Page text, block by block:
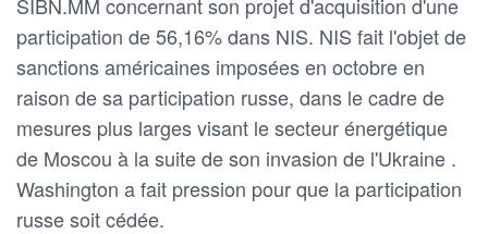
participation de 56,16% dans NIS. NIS fait l'objet de
sanctions américaines imposées en octobre en
raison de sa participation russe, dans le cadre de
mesures plus larges visant le secteur énergétique
de Moscou à la suite de son invasion de l'Ukraine .
Washington a fait pression pour que la participation
russe soit cédée.